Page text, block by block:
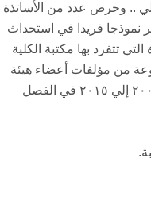
.. وحرص عدد من الأساتذة
نموذجا فريدا في استحداث
تتفرد بها مكتبة الكلية
من مؤلفات أعضاء هيئة
التدريس بالكلية ومن المقرر فتح المرحلة الثانية لمحتويات القاعة عن السنوات ٢٠٠٥ إلي ٢٠١٥ في الفصل